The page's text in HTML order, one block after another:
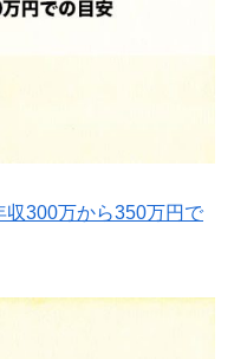
300万から350万円で